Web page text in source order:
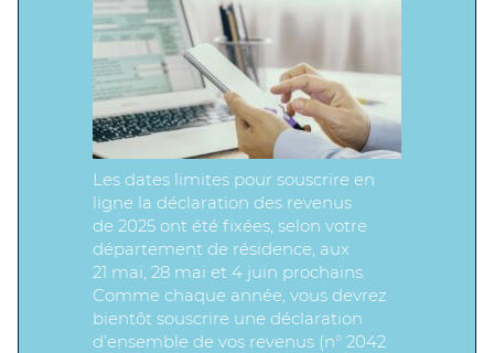
Les dates limites pour souscrire en
ligne la déclaration des revenus
de 2025 ont été fixées, selon votre
département de résidence, aux
21 mai, 28 mai et 4 juin prochains.
Comme chaque année, vous devrez
bientôt souscrire une déclaration
d’ensemble de vos revenus (n° 2042